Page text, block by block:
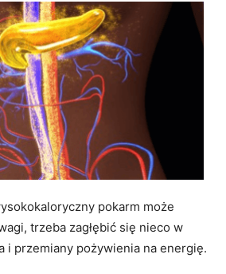
pokarm może
trzeba zagłębić się nieco w
i przemiany pożywienia na energię.